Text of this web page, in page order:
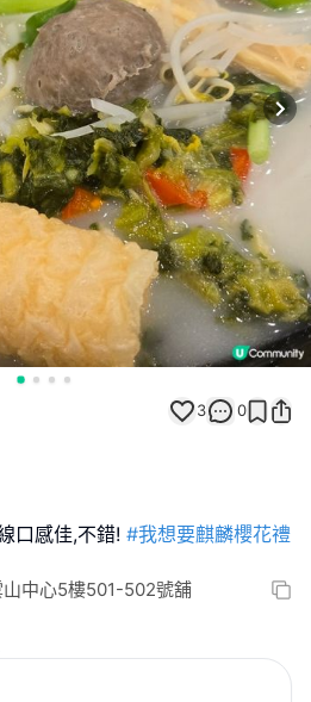
3 0
口感佳,不錯! #我想要麒麟櫻花禮
中心5樓501-502號舖